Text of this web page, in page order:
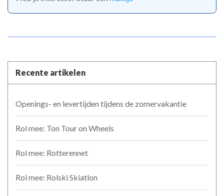
Recente artikelen
Openings- en levertijden tijdens de zomervakantie
Rol mee: Ton Tour on Wheels
Rol mee: Rotterennet
Rol mee: Rolski Skiatlon